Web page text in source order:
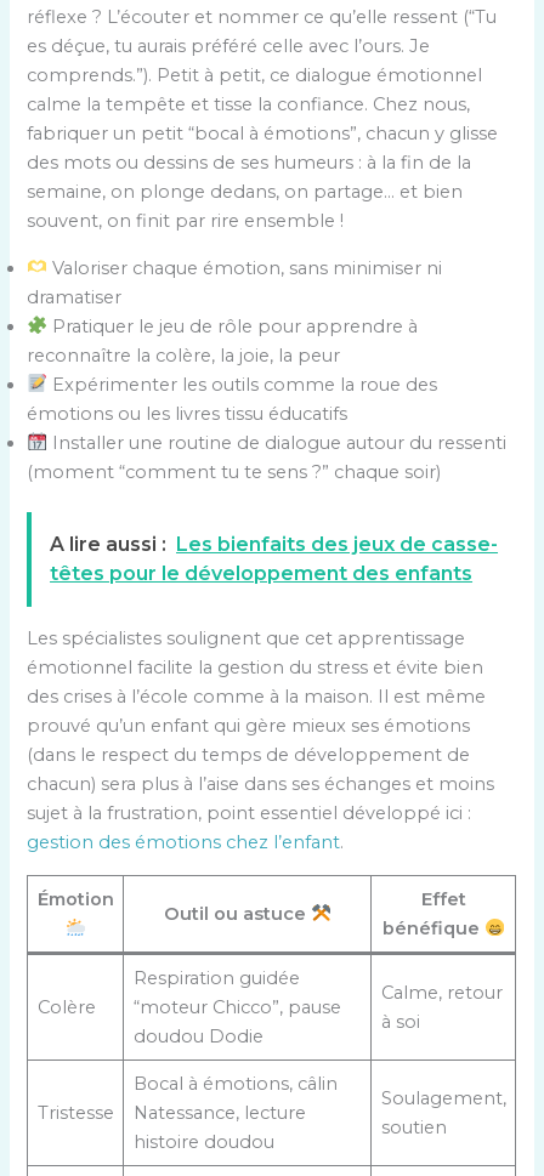
réflexe ? L’écouter et nommer ce qu’elle ressent (“Tu
es déçue, tu aurais préféré celle avec l’ours. Je
comprends.”). Petit à petit, ce dialogue émotionnel
calme la tempête et tisse la confiance. Chez nous,
fabriquer un petit “bocal à émotions”, chacun y glisse
des mots ou dessins de ses humeurs : à la fin de la
semaine, on plonge dedans, on partage… et bien
souvent, on finit par rire ensemble !
Valoriser chaque émotion, sans minimiser ni
dramatiser
Pratiquer le jeu de rôle pour apprendre à
reconnaître la colère, la joie, la peur
Expérimenter les outils comme la roue des
émotions ou les livres tissu éducatifs
Installer une routine de dialogue autour du ressenti
(moment “comment tu te sens ?” chaque soir)
A lire aussi : Les bienfaits des jeux de casse-
têtes pour le développement des enfants
Les spécialistes soulignent que cet apprentissage
émotionnel facilite la gestion du stress et évite bien
des crises à l’école comme à la maison. Il est même
prouvé qu’un enfant qui gère mieux ses émotions
(dans le respect du temps de développement de
chacun) sera plus à l’aise dans ses échanges et moins
sujet à la frustration, point essentiel développé ici :
gestion des émotions chez l’enfant.
Émotion
Outil ou astuce
Effet
bénéfique
Colère
Respiration guidée
“moteur Chicco”, pause
doudou Dodie
Calme, retour
à soi
Tristesse
Bocal à émotions, câlin
Natessance, lecture
histoire doudou
Soulagement,
soutien